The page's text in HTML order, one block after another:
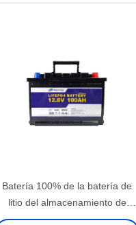
Batería 100% de la batería de
litio del almacenamiento de
energía del DOD 1280Wh 12V